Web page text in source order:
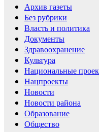
Архив газеты
Без рубрики
Власть и политика
Документы
Здравоохранение
Культура
Национальные
Нацпроекты
Новости
Новости района
Образование
Общество